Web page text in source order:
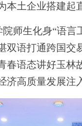
本土企业搭建起
师生化身“语言
双语打通跨国交
春语态讲好玉林
高质量发展注